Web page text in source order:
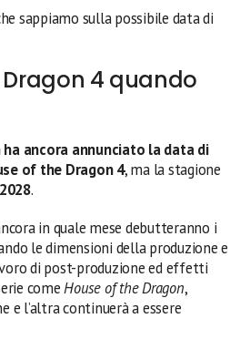
sappiamo sulla possibile data di
4 quando
ha ancora annunciato la data di
of the Dragon 4, ma la stagione
2028.
in quale mese debutteranno i
le dimensioni della produzione e
di post-produzione ed effetti
comeHouse of the Dragon,
e l’altra continuerà a essere